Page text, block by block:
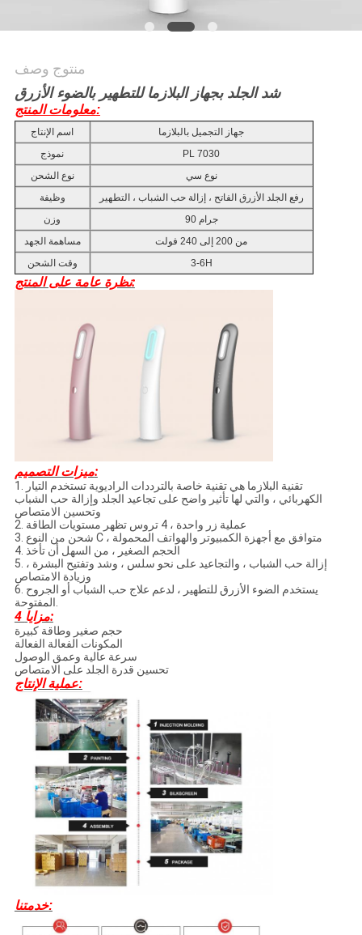
منتوج وصف
شد الجلد بجهاز البلازما للتطهير بالضوء الأزرق
معلومات المنتج:
اسم الإنتاج
جهاز التجميل بالبلازما
نموذج
PL 7030
نوع الشحن
نوع سي
وظيفة
رفع الجلد الأزرق الفاتح ، إزالة حب الشباب ، التطهير
وزن
90 جرام
مساهمة الجهد
من 200 إلى 240 فولت
وقت الشحن
3-6H
نظرة عامة على المنتج:
ميزات التصميم:
1. تقنية البلازما هي تقنية خاصة بالترددات الراديوية تستخدم التيار
الكهربائي ، والتي لها تأثير واضح على تجاعيد الجلد وإزالة حب الشباب
وتحسين الامتصاص
2. عملية زر واحدة ، 4 تروس تظهر مستويات الطاقة
3. شحن من النوع C ، متوافق مع أجهزة الكمبيوتر والهواتف المحمولة
4. الحجم الصغير ، من السهل أن تأخذ
5. إزالة حب الشباب ، والتجاعيد على نحو سلس ، وشد وتفتيح البشرة ،
وزيادة الامتصاص
6. يستخدم الضوء الأزرق للتطهير ، لدعم علاج حب الشباب أو الجروح
4 مزايا:
حجم صغير وطاقة كبيرة
المكونات الفعالة الفعالة
سرعة عالية وعمق الوصول
تحسين قدرة الجلد على الامتصاص
عملية الإنتاج:
خدمتنا: